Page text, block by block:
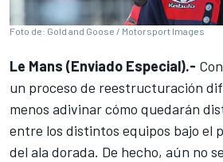
Foto de: Gold and Goose / Motorsport Images
Le Mans (Enviado Especial).- Con
un proceso de reestructuración
menos adivinar cómo quedarán
entre los distintos equipos bajo el
del ala dorada. De hecho, aún no